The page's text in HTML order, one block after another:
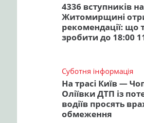
4336 вступників на
Житомирщині
рекомендації: що
зробити до 18:00
Суботня інформація
На трасі Київ —
Оліївки ДТП із
водіїв просять
обмеження